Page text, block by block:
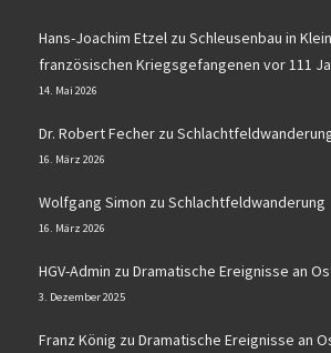
Hans-Joachim Etzel zu Schleusenbau in
französischen Kriegsgefangenen vor 111
14. Mai 2026
Dr. Robert Fecher zu
16. März 2026
Wolfgang Simon zu Schlachtfeldwanderung
16. März 2026
HGV-Admin zu Dramatische Ereignisse an
3. Dezember 2025
Franz König zu Dramatische Ereignisse an